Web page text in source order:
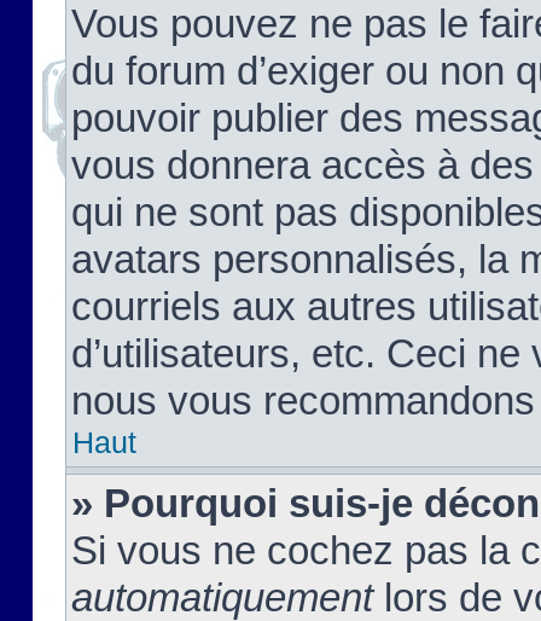
Vous pouvez ne pas le
du forum d’exiger ou non
pouvoir publier des
vous donnera accès à
qui ne sont pas
avatars personnalisés, la
courriels aux autres
d’utilisateurs, etc. Ceci
nous vous
Haut
» Pourquoi suis-je
Si vous ne cochez pas la
automatiquementlors de